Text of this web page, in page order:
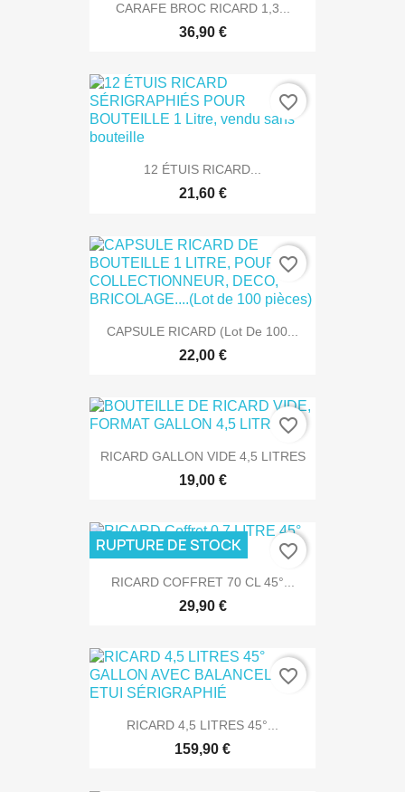
CARAFE BROC RICARD 1,3...
36,90 €
12 ÉTUIS RICARD...
21,60 €
favorite_border
CAPSULE RICARD (Lot De 100...
22,00 €
favorite_border
RICARD GALLON VIDE 4,5 LITRES
19,00 €
favorite_border
RICARD COFFRET 70 CL 45°...
29,90 €
RUPTURE DE STOCK favorite_border
RICARD 4,5 LITRES 45°...
159,90 €
favorite_border